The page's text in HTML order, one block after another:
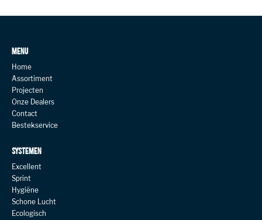
MENU
Home
Assortiment
Projecten
Onze Dealers
Contact
Bestekservice
SYSTEMEN
Excellent
Sprint
Hygiëne
Schone Lucht
Ecologisch